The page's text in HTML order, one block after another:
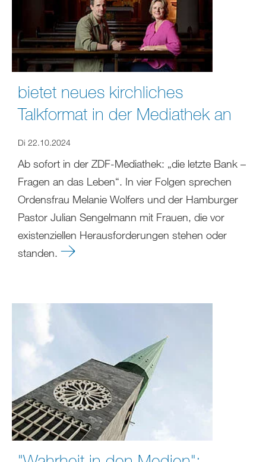
bietet neues kirchliches
Talkformat in der Mediathek an
Di 22.10.2024
Ab sofort in der ZDF-Mediathek: „die letzte Bank –
Fragen an das Leben“. In vier Folgen sprechen
Ordensfrau Melanie Wolfers und der Hamburger
Pastor Julian Sengelmann mit Frauen, die vor
existenziellen Herausforderungen stehen oder
standen.